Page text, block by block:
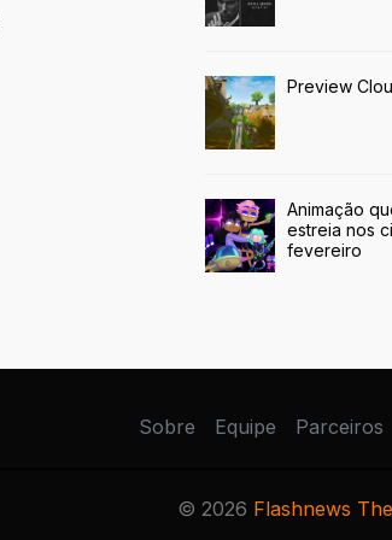
Preview
Animação
estreia nos
fevereiro
Sobre Equipe Parceiros
© 2026 Flashnews